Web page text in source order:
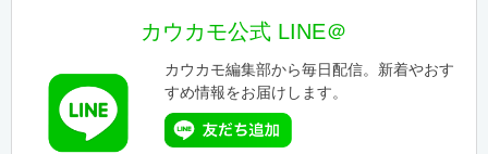
カウカモ公式 LINE＠
カウカモ編集部から毎日配信。新着やおす
すめ情報をお届けします。